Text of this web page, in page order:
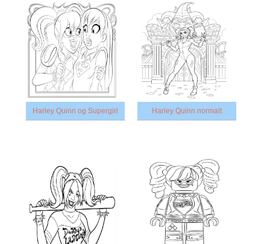
Harley Quinn og Supergirl Harley Quinn normalt